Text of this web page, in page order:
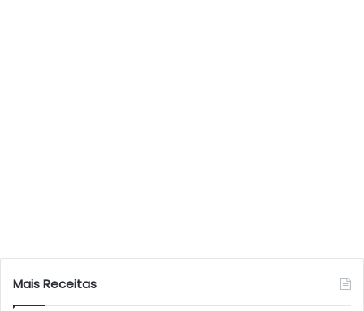
Mais Receitas